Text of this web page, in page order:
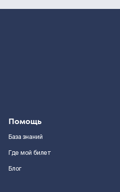
Помощь
База знаний
Где мой билет
Блог